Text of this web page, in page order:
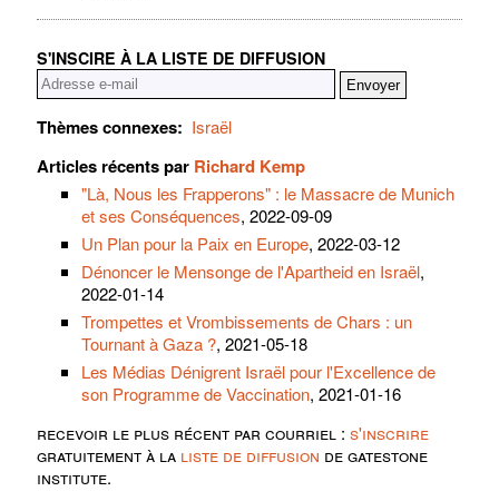
S'INSCIRE À LA LISTE DE DIFFUSION
Thèmes connexes: Israël
Articles récents par Richard Kemp
"Là, Nous les Frapperons" : le Massacre de Munich
et ses Conséquences, 2022-09-09
Un Plan pour la Paix en Europe, 2022-03-12
Dénoncer le Mensonge de l'Apartheid en Israël,
2022-01-14
Trompettes et Vrombissements de Chars : un
Tournant à Gaza ?, 2021-05-18
Les Médias Dénigrent Israël pour l'Excellence de
son Programme de Vaccination, 2021-01-16
recevoir le plus récent par courriel : s'inscrire
gratuitement à la liste de diffusion de gatestone
institute.